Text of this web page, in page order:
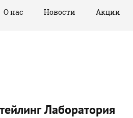
О нас Новости Акции
Лаборатория